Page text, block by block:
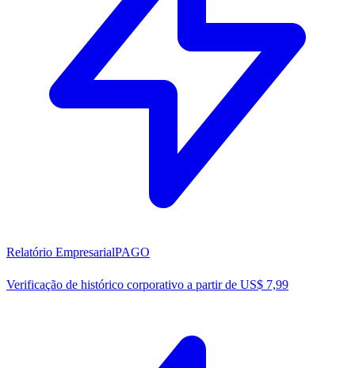
Relatório EmpresarialPAGO
Verificação de histórico corporativo a partir de US$ 7,99